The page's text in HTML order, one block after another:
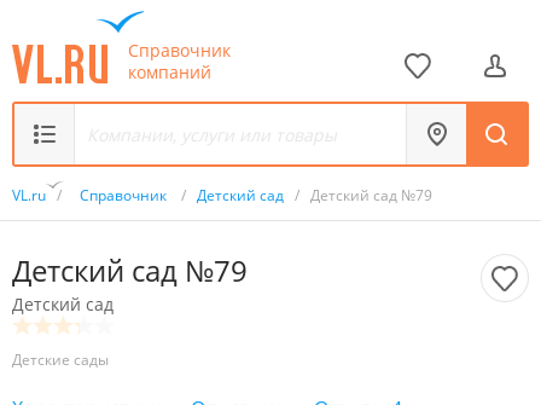
Справочник
компаний
VL.ru / Справочник / Детский сад / Детский сад №79
Детский сад №79
Детский сад
Детские сады